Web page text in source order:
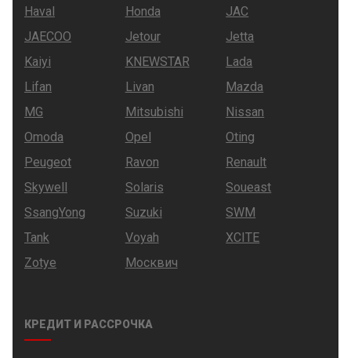
Haval
Honda
JAC
JAECOO
Jetour
Jetta
Kaiyi
KNEWSTAR
Lada
Lifan
Livan
Mazda
MG
Mitsubishi
Nissan
Omoda
Opel
Oting
Peugeot
Ravon
Renault
Skywell
Solaris
Soueast
SsangYong
Suzuki
SWM
Tank
Voyah
XCITE
Zotye
Москвич
КРЕДИТ И РАССРОЧКА